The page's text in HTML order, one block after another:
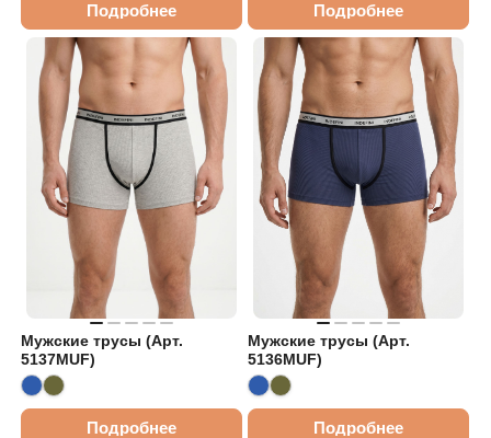
Подробнее Подробнее
Мужские трусы (Арт.
5137MUF)
Подробнее
Мужские трусы (Арт.
5136MUF)
Подробнее